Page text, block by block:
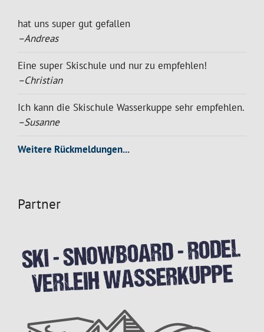
hat uns super gut gefallen
–Andreas
Eine super Skischule und nur zu empfehlen!
–Christian
Ich kann die Skischule Wasserkuppe sehr empfehlen.
–Susanne
Weitere Rückmeldungen...
Partner